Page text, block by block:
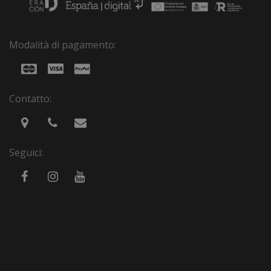
Modalità di pagamento:
Contatto:
Seguici: